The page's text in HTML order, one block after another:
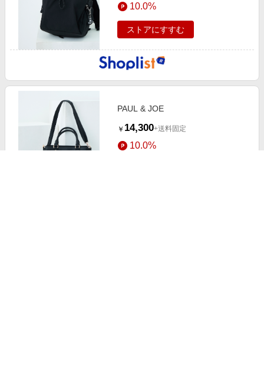
10.0%
ストアにすすむ
PAUL & JOE
￥ 14,300+送料固定
10.0%